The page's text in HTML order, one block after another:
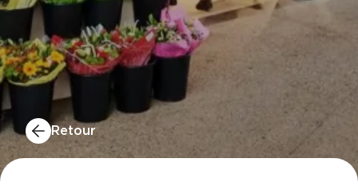
Retour
BELCHICKEN